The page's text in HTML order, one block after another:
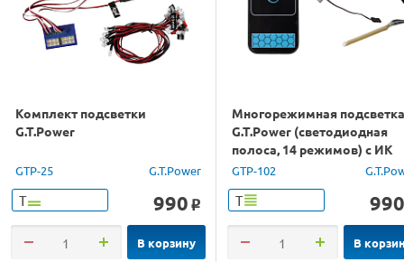
Комплект подсветки
G.T.Power
GTP-25 G.T.Power
Т 990 o
В корзину
Многорежимная подсветка
G.T.Power (светодиодная
полоса, 14 режимов) с ИК
пультом
GTP-102
Т 990
В